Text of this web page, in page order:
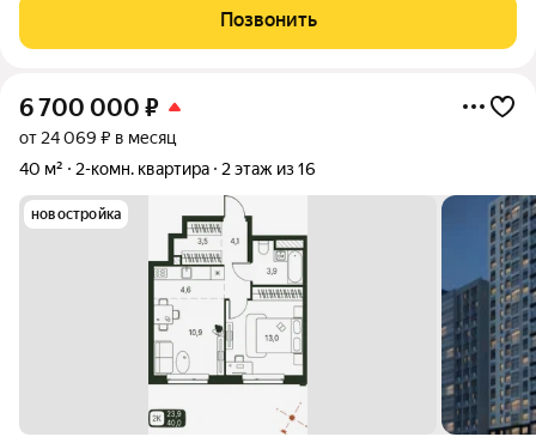
учета воды и электроэнергии установлены. Квартира с
частичным ремонтом , вы можете
Позвонить
6 700 000 ₽
от 24 069 ₽ в месяц
40 м²
2-комн. квартира 2 этаж из 16
новостройка